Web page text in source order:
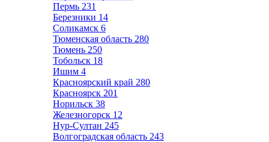
Пермь 231
Березники 14
Соликамск 6
Тюменская область 280
Тюмень 250
Тобольск 18
Ишим 4
Красноярский край 280
Красноярск 201
Норильск 38
Железногорск 12
Нур-Султан 245
Волгоградская область 243